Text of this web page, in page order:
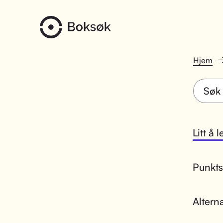
Hjem
Litt å